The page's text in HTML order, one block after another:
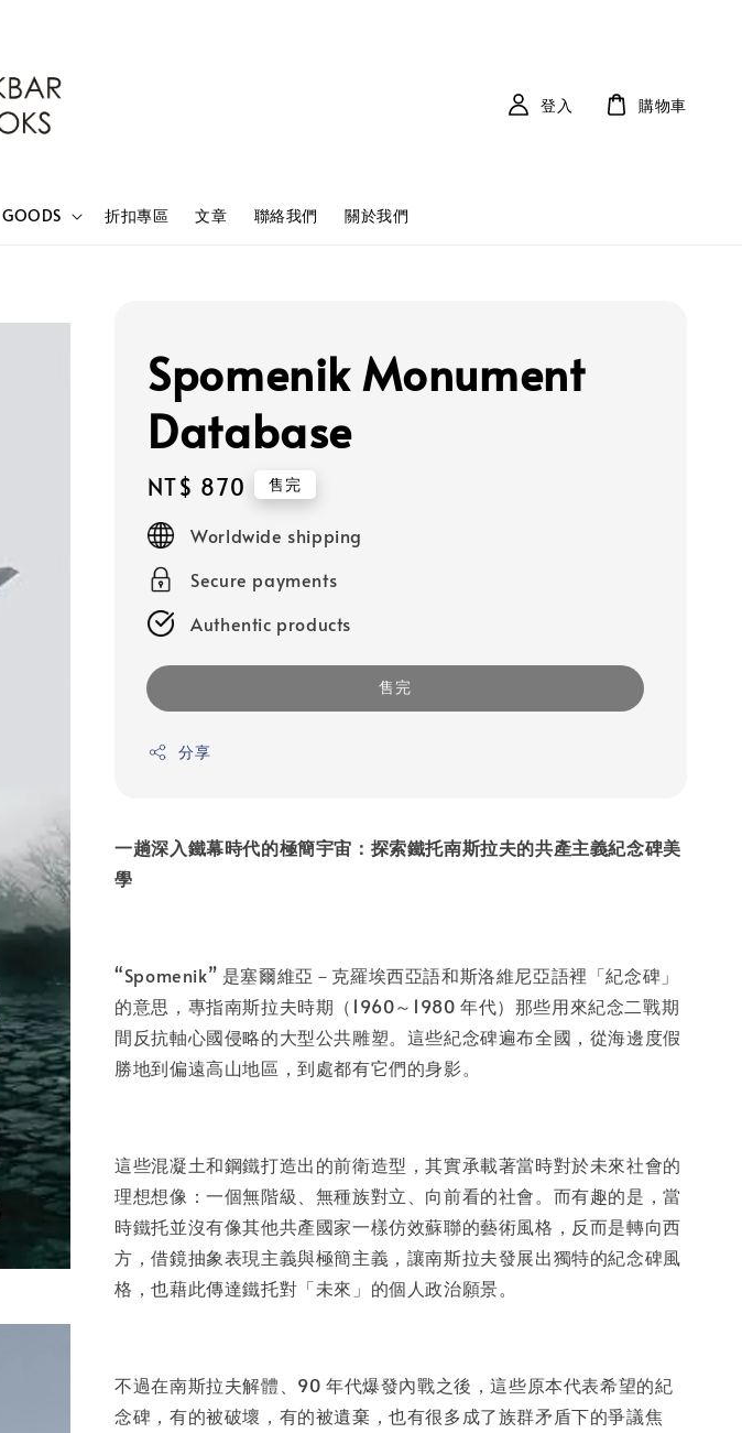
GOODS 折扣專區 文章 聯絡我們 關於我們
登入 購物車
Spomenik Monument
Database
Regular
price
NT$ 870 售完
Worldwide shipping
Secure payments
Authentic products
售完
分享
一趟深入鐵幕時代的極簡宇宙：探索鐵托南斯拉夫的共產主義紀念碑美
學
“Spomenik” 是塞爾維亞－克羅埃西亞語和斯洛維尼亞語裡「紀念碑」
的意思，專指南斯拉夫時期（1960～1980 年代）那些用來紀念二戰期
間反抗軸心國侵略的大型公共雕塑。這些紀念碑遍布全國，從海邊度假
勝地到偏遠高山地區，到處都有它們的身影。
這些混凝土和鋼鐵打造出的前衛造型，其實承載著當時對於未來社會的
理想想像：一個無階級、無種族對立、向前看的社會。而有趣的是，當
時鐵托並沒有像其他共產國家一樣仿效蘇聯的藝術風格，反而是轉向西
方，借鏡抽象表現主義與極簡主義，讓南斯拉夫發展出獨特的紀念碑風
格，也藉此傳達鐵托對「未來」的個人政治願景。
不過在南斯拉夫解體、90 年代爆發內戰之後，這些原本代表希望的紀
念碑，有的被破壞，有的被遺棄，也有很多成了族群矛盾下的爭議焦